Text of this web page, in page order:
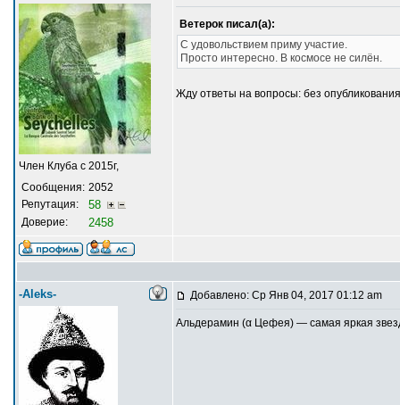
Член Клуба с 2015г,
Сообщения: 2052
Репутация:
58
Доверие: 2458
Ветерок писал(а):
С удовольствием приму участие.
Просто интересно. В космосе не силён.
Жду ответы на вопросы: без
-Aleks- Добавлено: Ср Янв 04, 2017 01:12 am
Альдерамин (α Цефея) — самая яркая